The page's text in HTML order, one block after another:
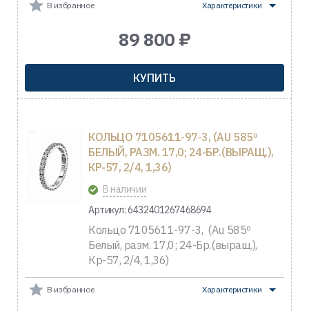
В избранное Характеристики
89 800 ₽
КУПИТЬ
КОЛЬЦО 7105611-97-3, (AU 585º
БЕЛЫЙ, РАЗМ. 17,0; 24-БР.(ВЫРАЩ.),
КР-57, 2/4, 1,36)
В наличии
Артикул: 6432401267468694
Кольцо 7105611-97-3, (Au 585º
Белый, разм. 17,0; 24-Бр.(выращ.),
Кр-57, 2/4, 1,36)
В избранное Характеристики